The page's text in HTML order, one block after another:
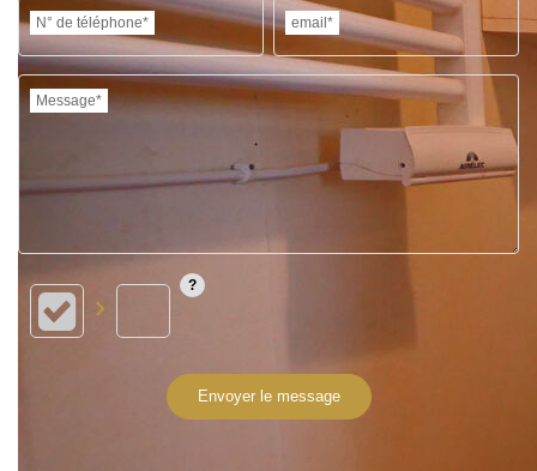
N° de téléphone* email*
Message*
Envoyer le message